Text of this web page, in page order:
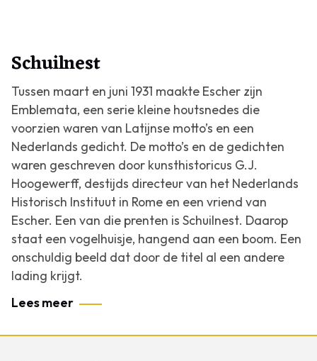
Schuilnest
Tussen maart en juni 1931 maakte Escher zijn
Emblemata, een serie kleine houtsnedes die
voorzien waren van Latijnse motto’s en een
Nederlands gedicht. De motto’s en de gedichten
waren geschreven door kunsthistoricus G.J.
Hoogewerff, destijds directeur van het Nederlands
Historisch Instituut in Rome en een vriend van
Escher. Een van die prenten is Schuilnest. Daarop
staat een vogelhuisje, hangend aan een boom. Een
onschuldig beeld dat door de titel al een andere
lading krijgt.
Lees meer